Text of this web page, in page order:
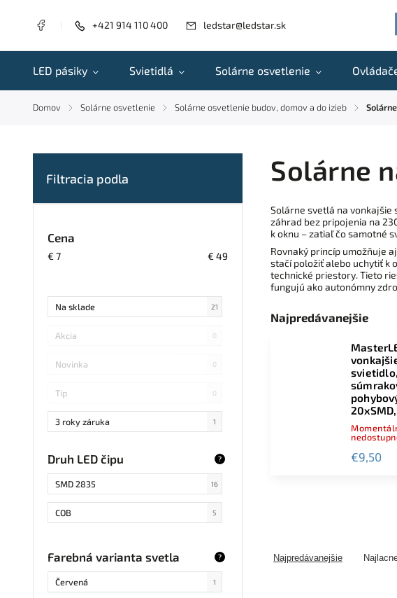
+421 914 110 400 ledstar@ledstar.sk
LED pásiky Svietidlá Solárne osvetlenie
Domov / Solárne osvetlenie / Solárne osvetlenie budov, domov a do izieb /
Cena
€ 7 € 49
Na sklade 21
Akcia 0
Novinka 0
Tip 0
3 roky záruka 1
Druh LED čipu ?
SMD 2835 16
COB 5
Farebná varianta svetla ?
Červená 1
Solárne
Solárne svetlá na vonkajšie
záhrad bez pripojenia na
k oknu – zatiaľ čo samotné
Rovnaký princíp umožňuje aj
stačí položiť alebo uchytiť k
technické priestory. Tieto
fungujú ako autonómny
Najpredávanejšie
svietidlo,
€9,50
Najpredávanejšie